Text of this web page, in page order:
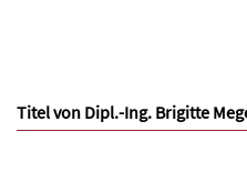
Titel von Dipl.-Ing. Brigitte